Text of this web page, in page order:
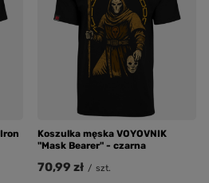
Koszulka męska VOYOVNIK
"Mask Bearer" - czarna
70,99 zł / szt.